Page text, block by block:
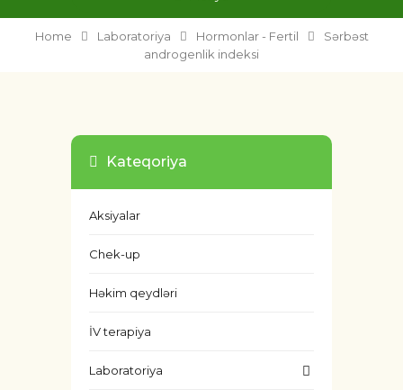
Home Laboratoriya Hormonlar - Fertil
Sərbəst
androgenlik indeksi
Kateqoriya
Aksiyalar
Chek-up
Həkim qeydləri
İV terapiya
Laboratoriya